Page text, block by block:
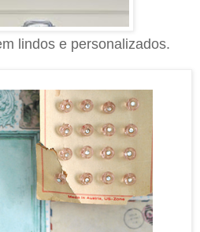
lindos e personalizados.